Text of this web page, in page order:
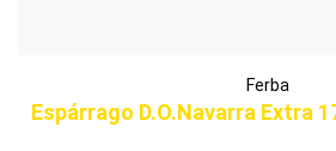
Ferba
Espárrago D.O.Navarra Extra